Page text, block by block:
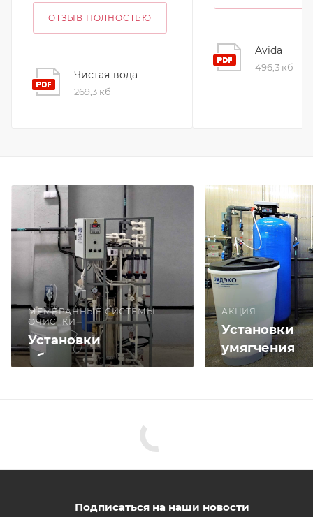
ОТЗЫВ ПОЛНОСТЬЮ
Чистая-вода
269,3 кб
Avida
496,3 кб
МЕМБРАННЫЕ СИСТЕМЫ
ОЧИСТКИ
Установки
обратного осмоса
АКЦИЯ
Установки
умягчения
Подписаться на наши новости